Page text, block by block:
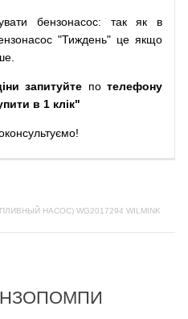
бензонасос: так як
в
"Тиждень" це якщо
запитуйте по телефону
в 1 клік"
!
НАСОС) WG2017294 WILMINK